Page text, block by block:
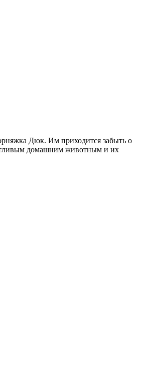
Дюк. Им приходится забыть о
домашним животным и их